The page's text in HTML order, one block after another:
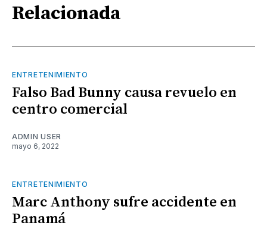
Relacionada
ENTRETENIMIENTO
Falso Bad Bunny causa revuelo en
centro comercial
ADMIN USER
mayo 6, 2022
ENTRETENIMIENTO
Marc Anthony sufre accidente en
Panamá